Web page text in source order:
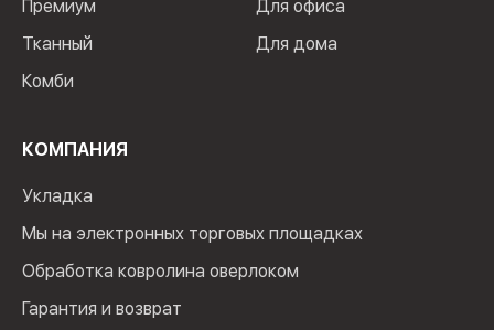
Премиум
Тканный
Комби
Для офиса
Для дома
КОМПАНИЯ
Укладка
Мы на электронных торговых площадках
Обработка ковролина оверлоком
Гарантия и возврат